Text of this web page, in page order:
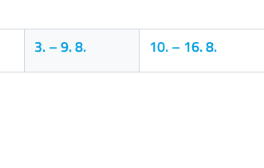
3.–9. 8. 10.–16. 8.